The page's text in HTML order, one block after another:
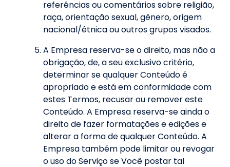
referências ou comentários sobre religião,
raça, orientação sexual, gênero, origem
nacional/étnica ou outros grupos visados.
A Empresa reserva-se o direito, mas não a
obrigação, de, a seu exclusivo critério,
determinar se qualquer Conteúdo é
apropriado e está em conformidade com
estes Termos, recusar ou remover este
Conteúdo. A Empresa reserva-se ainda o
direito de fazer formatações e edições e
alterar a forma de qualquer Conteúdo. A
Empresa também pode limitar ou revogar
o uso do Serviço se Você postar tal